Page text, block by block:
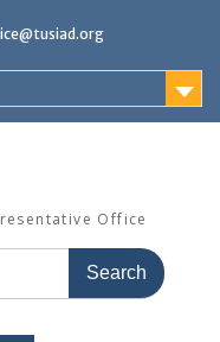
Office